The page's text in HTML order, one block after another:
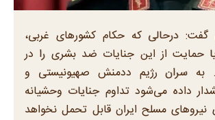
گفت: درحالی که حکام کشورهای غربی،
حمایت از این جنایات ضد بشری را در
به سران رژیم ددمنش صهیونیستی و
داده می‌شود تداوم جنایات وحشیانه
نیروهای مسلح ایران قابل تحمل نخواهد